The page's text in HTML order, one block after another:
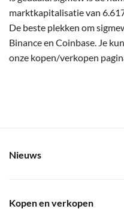
marktkapitalisatie van
De beste plekken om
Binance en Coinbase. Je
onze kopen/verkopen
Nieuws
Kopen en verkopen